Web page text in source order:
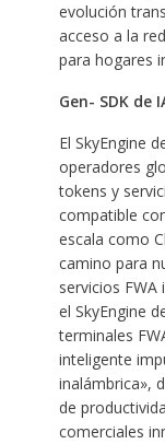
evolución
acceso a la
para hogares
Gen- SDK de
El SkyEngine
operadores
tokens y
compatible
escala como
camino para
servicios
el SkyEngine
terminales
inteligente
inalámbrica»,
de
comerciales